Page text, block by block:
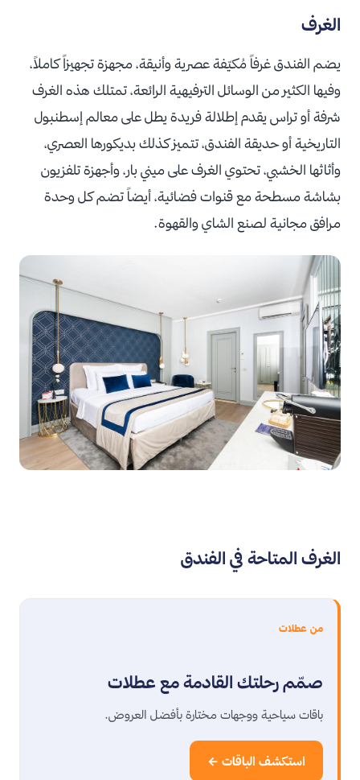
الغرف
يضم الفندق غرفاً مُكيّفة عصرية وأنيقة، مجهزة تجهيزاً كاملاً،
وفيها الكثير من الوسائل الترفيهية الرائعة، تمتلك هذه الغرف
شرفة أو تراس يقدم إطلالة فريدة يطل على معالم إسطنبول
التاريخية أو حديقة الفندق، تتميز كذلك بديكورها العصري،
وأثاثها الخشبي، تحتوي الغرف على ميني بار، وأجهزة تلفزيون
بشاشة مسطحة مع قنوات فضائية، أيضاً تضم كل وحدة
مرافق مجانية لصنع الشاي والقهوة.
الغرف المتاحة في الفندق
من عطلات
صمّم رحلتك القادمة مع عطلات
باقات سياحية ووجهات مختارة بأفضل العروض.
استكشف الباقات ←